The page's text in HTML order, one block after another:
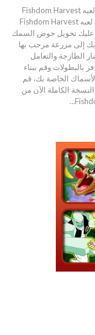
تحميل لعبه Fishdom Harvest
Splash لعبه Fishdom Harvest
Splash عليك تحويل حوض السمك
إلى مزرعة مرحب بها
الطازجة والتعامل
بالبطولات وقم ببناء
الخاصة بك، قم
الكاملة الآن من